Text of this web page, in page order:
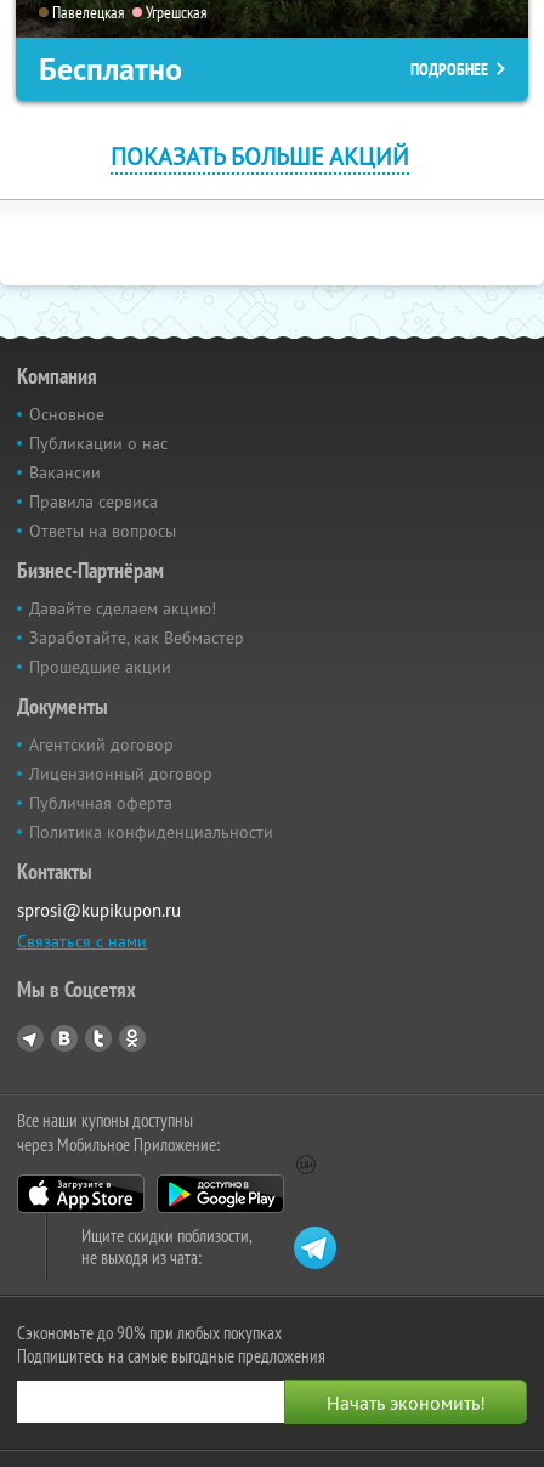
Павелецкая Угрешская
Бесплатно ПОДРОБНЕЕ
ПОКАЗАТЬ БОЛЬШЕ АКЦИЙ
Компания
Основное
Публикации о нас
Вакансии
Правила сервиса
Ответы на вопросы
Бизнес-Партнёрам
Давайте сделаем акцию!
Заработайте, как Вебмастер
Прошедшие акции
Документы
Агентский договор
Лицензионный договор
Публичная оферта
Политика конфиденциальности
Контакты
sprosi@kupikupon.ru
Связаться с нами
Мы в Соцсетях
Все наши купоны доступны
через Мобильное Приложение:
Ищите скидки поблизости,
не выходя из чата:
Сэкономьте до 90% при любых покупках
Подпишитесь на самые выгодные предложения